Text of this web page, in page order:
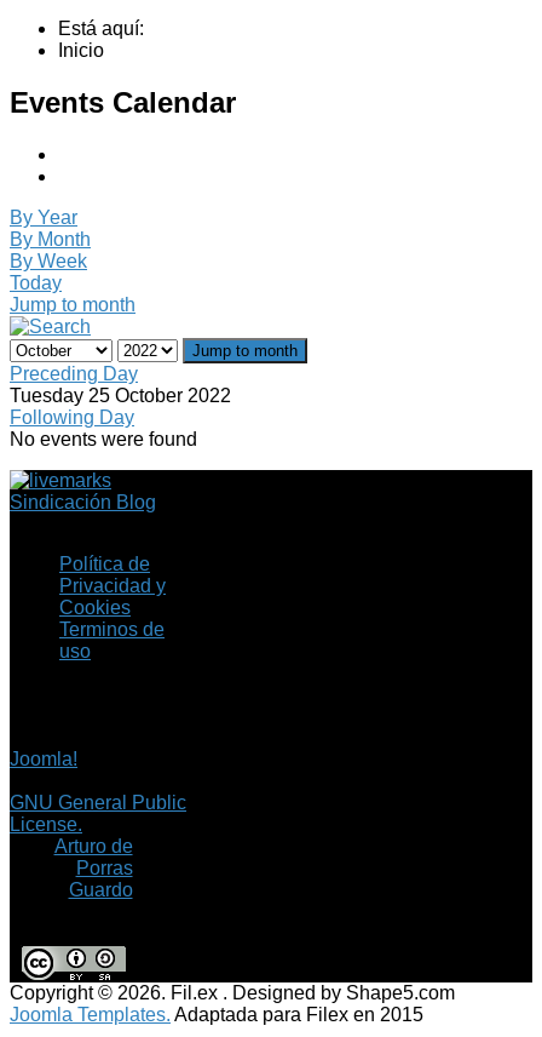
Está aquí:
Inicio
Events Calendar
By Year
By Month
By Week
Today
Jump to month
Jump to month
Preceding Day
Tuesday 25 October 2022
Following Day
No events were found
Sindicación Blog
Política de
Privacidad y
Cookies
Terminos de
uso
Joomla!
GNU General Public
License.
Arturo de
Porras
Guardo
Copyright © 2026. Fil.ex . Designed by Shape5.com
Joomla Templates. Adaptada para Filex en 2015